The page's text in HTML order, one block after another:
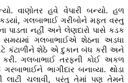
વાણોતર હવે વેપારી બન્યો. હળ
ગલબાભાઈ ગરીબોને મફત વસ્તુ
પાડતા નહીં અને લેણદારો પાસે કડક
સમયમાં ગલબાભાઈએ શેઠના અડધા
કંટાળીને શેઠે એ દુકાન બંધ કરી અને
કરી. ગલબાભાઈ તરફની કોઈ અકળ
ભાગીદાર બનાવ્યા. થોડા
લાટી ચલાવી, પરંતુ તેમાં પણ તેમને